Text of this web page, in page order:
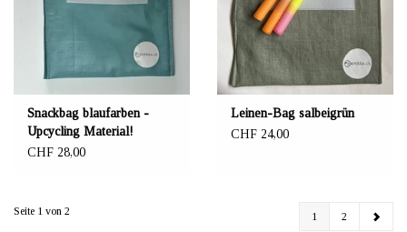
Snackbag blaufarben -
Upcycling Material!
CHF 28,00
Leinen-Bag salbeigrün
CHF 24,00
Seite 1 von 2 1 2